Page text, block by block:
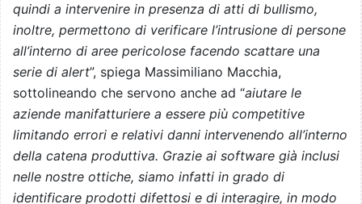
quindi a intervenire in presenza di atti di bullismo,
inoltre, permettono di verificare l’intrusione di persone
all’interno di aree pericolose facendo scattare una
serie di alert”, spiega Massimiliano Macchia,
sottolineando che servono anche ad “aiutare le
aziende manifatturiere a essere più competitive
limitando errori e relativi danni intervenendo all’interno
della catena produttiva. Grazie ai software già inclusi
nelle nostre ottiche, siamo infatti in grado di
identificare prodotti difettosi e di interagire, in modo